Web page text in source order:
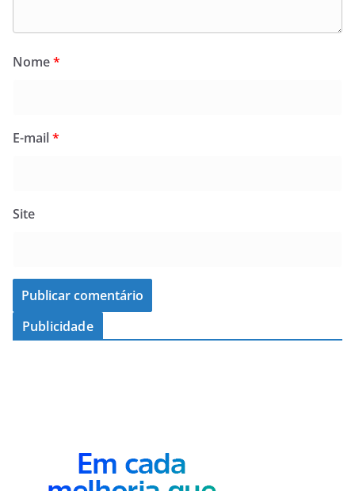
Nome*
E-mail*
Site
Publicidade